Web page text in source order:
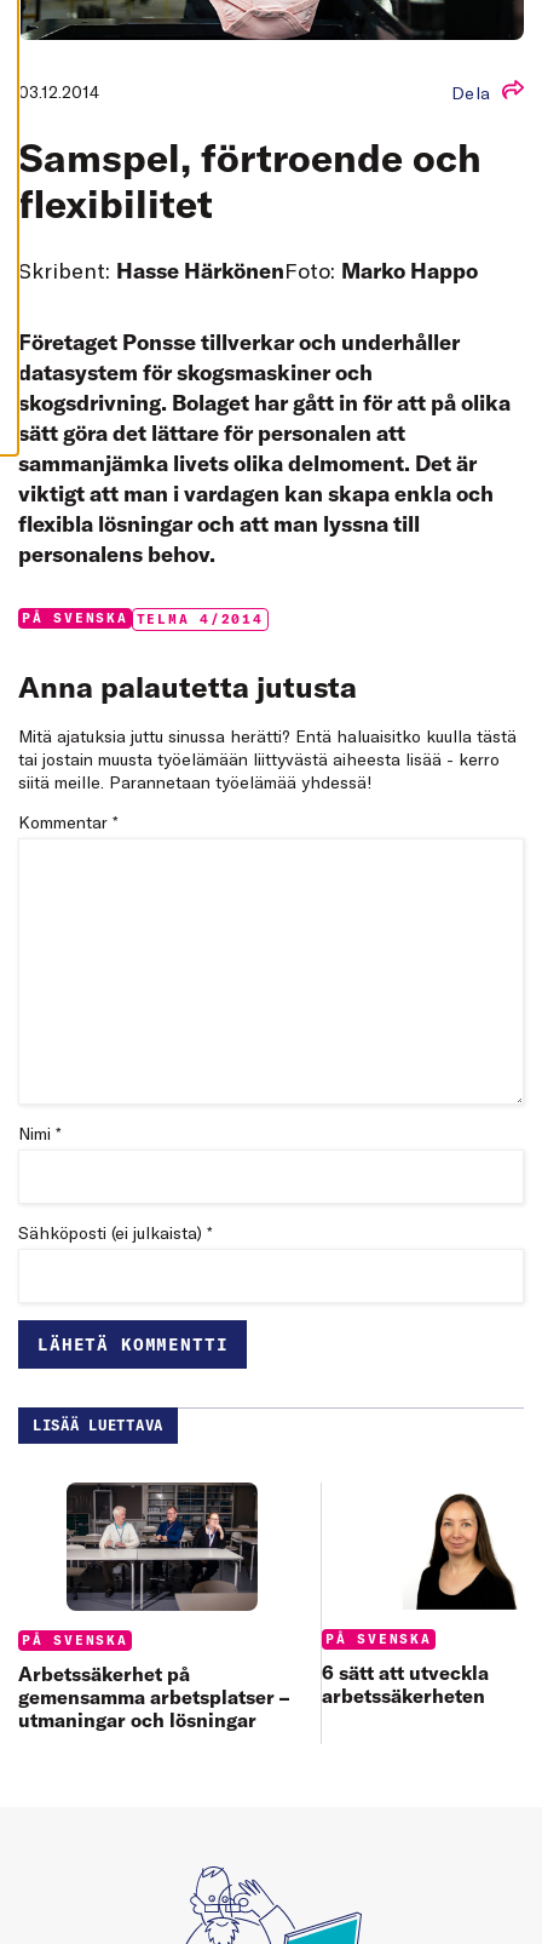
A
C
P
T
R
L
O
K
I
S
03.12.2014 Dela
Samspel, förtroende och
flexibilitet
Skribent: Hasse HärkönenFoto: Marko Happo
Företaget Ponsse tillverkar och underhåller
datasystem för skogsmaskiner och
skogsdrivning. Bolaget har gått in för att på olika
sätt göra det lättare för personalen att
sammanjämka livets olika delmoment. Det är
viktigt att man i vardagen kan skapa enkla och
flexibla lösningar och att man lyssna till
personalens behov.
Categories:
PÅ SVENSKA Tags:
TELMA 4/2014
Anna palautetta jutusta
Mitä ajatuksia juttu sinussa herätti? Entä haluaisitko kuulla tästä
tai jostain muusta työelämään liittyvästä aiheesta lisää - kerro
siitä meille. Parannetaan työelämää yhdessä!
Kommentar *
Nimi *
Sähköposti (ei julkaista) *
LISÄÄ LUETTAVA
Categories:
PÅ SVENSKA
Arbetssäkerhet på
gemensamma arbetsplatser –
utmaningar och lösningar
Categories:
PÅ SVENSKA
6 sätt att utveckla
arbetssäkerheten